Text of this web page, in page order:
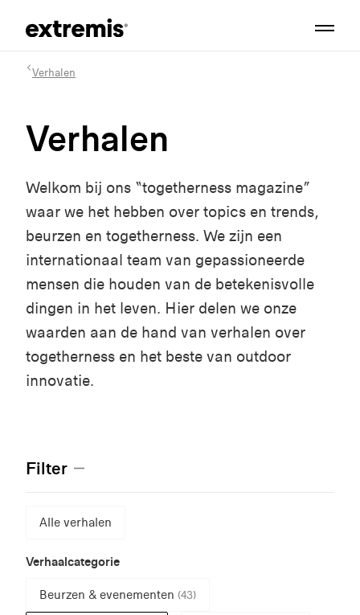
Verhalen
Verhalen
Welkom bij ons “togetherness magazine”
waar we het hebben over topics en trends,
beurzen en togetherness. We zijn een
internationaal team van gepassioneerde
mensen die houden van de betekenisvolle
dingen in het leven. Hier delen we onze
waarden aan de hand van verhalen over
togetherness en het beste van outdoor
innovatie.
Filter
Alle verhalen
Verhaalcategorie
Beurzen & evenementen (43)